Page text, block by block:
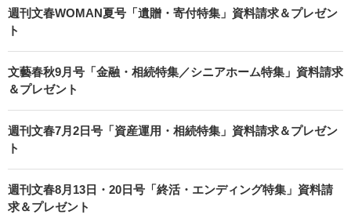
週刊文春WOMAN夏号「遺贈・寄付特集」資料請求＆プレゼン
ト
文藝春秋9月号「金融・相続特集／シニアホーム特集」資料請求
＆プレゼント
週刊文春7月2日号「資産運用・相続特集」資料請求＆プレゼン
ト
週刊文春8月13日・20日号「終活・エンディング特集」資料請
求＆プレゼント